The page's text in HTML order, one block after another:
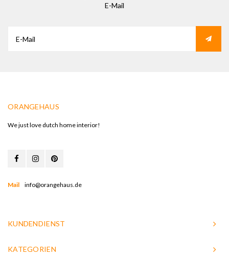
E-Mail
ORANGEHAUS
We just love dutch home interior!
Mail info@orangehaus.de
KUNDENDIENST
KATEGORIEN